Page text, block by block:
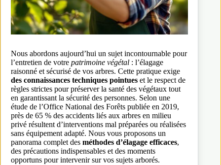
Nous abordons aujourd’hui un sujet incontournable pour
l’entretien de votre patrimoine végétal : l’élagage
raisonné et sécurisé de vos arbres. Cette pratique exige
des connaissances techniques pointues et le respect de
règles strictes pour préserver la santé des végétaux tout
en garantissant la sécurité des personnes. Selon une
étude de l’Office National des Forêts publiée en 2019,
près de 65 % des accidents liés aux arbres en milieu
privé résultent d’interventions mal préparées ou réalisées
sans équipement adapté. Nous vous proposons un
panorama complet des méthodes d’élagage efficaces,
des précautions indispensables et des moments
opportuns pour intervenir sur vos sujets arborés.